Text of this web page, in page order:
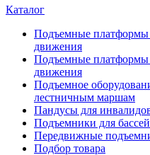
Каталог
Подъемные платформы
движения
Подъемные платформы
движения
Подъемное
лестничным маршам
Пандусы для
Подъемники для
Передвижные
Подбор товара